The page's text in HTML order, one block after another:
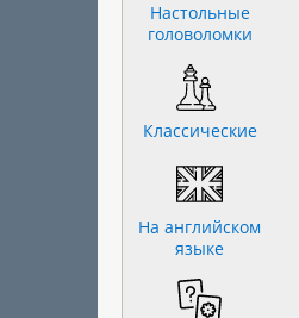
Настольные
головоломки
Классические
На английском
языке